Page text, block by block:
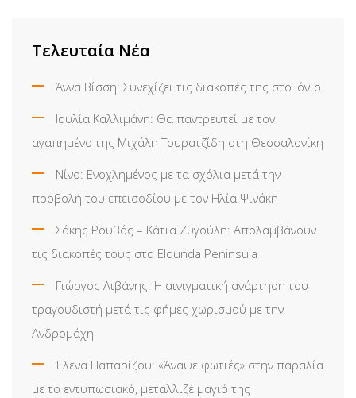
Τελευταία Νέα
Άννα Βίσση: Συνεχίζει τις διακοπές της στο Ιόνιο
Ιουλία Καλλιμάνη: Θα παντρευτεί με τον
αγαπημένο της Μιχάλη Τουρατζίδη στη Θεσσαλονίκη
Νίνο: Ενοχλημένος με τα σχόλια μετά την
προβολή του επεισοδίου με τον Ηλία Ψινάκη
Σάκης Ρουβάς – Κάτια Ζυγούλη: Απολαμβάνουν
τις διακοπές τους στο Elounda Peninsula
Γιώργος Λιβάνης: Η αινιγματική ανάρτηση του
τραγουδιστή μετά τις φήμες χωρισμού με την
Ανδρομάχη
Έλενα Παπαρίζου: «Άναψε φωτιές» στην παραλία
με το εντυπωσιακό, μεταλλιζέ μαγιό της